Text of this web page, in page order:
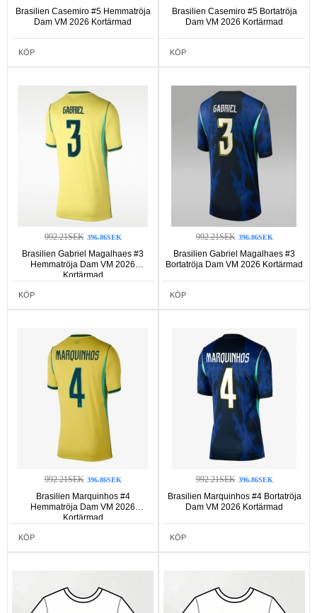
Brasilien Casemiro #5 Hemmatröja
Dam VM 2026 Kortärmad
KÖP
Brasilien Casemiro #5 Bortatröja
Dam VM 2026 Kortärmad
KÖP
992.21SEK 396.86SEK
Brasilien Gabriel Magalhaes #3
Hemmatröja Dam VM 2026
Kortärmad
KÖP
992.21SEK 396.86SEK
Brasilien Gabriel Magalhaes #3
Bortatröja Dam VM 2026 Kortärmad
KÖP
992.21SEK 396.86SEK
Brasilien Marquinhos #4
Hemmatröja Dam VM 2026
Kortärmad
KÖP
992.21SEK 396.86SEK
Brasilien Marquinhos #4 Bortatröja
Dam VM 2026 Kortärmad
KÖP